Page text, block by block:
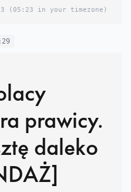
(05:23 in your timezone)
prawicy.
daleko